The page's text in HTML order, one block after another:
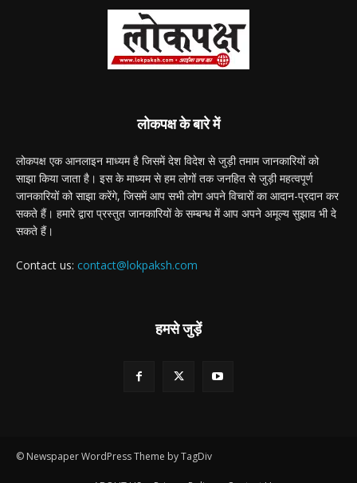
लोकपक्ष के बारे में
लोकपक्ष एक आनलाइन माध्यम है जिसमें देश विदेश से जुड़ी तमाम जानकारियों को
साझा किया जाता है। इस के माध्यम से हम लोगों तक जनहित से जुड़ी महत्वपूर्ण
जानकारियों को साझा करेंगे, जिसमें आप सभी लोग अपने विचारों का आदान-प्रदान कर
सकते हैं। हमारे द्वारा प्रस्तुत जानकारियों के सम्बन्ध में आप अपने अमूल्य सुझाव भी दे
सकते हैं।
Contact us: contact@lokpaksh.com
हमसे जुड़ें
© Newspaper WordPress Theme by TagDiv